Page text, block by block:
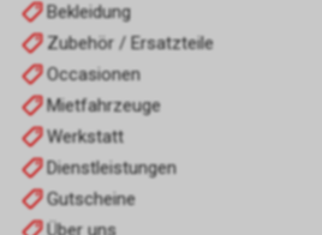
Bekleidung
Zubehör / Ersatzteile
Occasionen
Mietfahrzeuge
Werkstatt
Dienstleistungen
Gutscheine
Über uns